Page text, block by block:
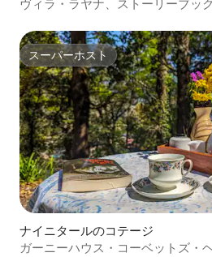
ヴィラ・ラヤナ、ストーリーブッ
スーパーホスト
スーパーホスト
ナイニタールのコテージ
ガーニーハウス・コーベットズ・